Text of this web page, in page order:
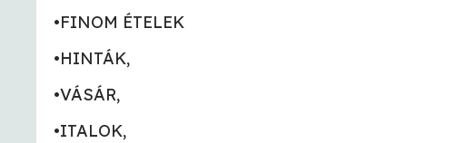
•FINOM ÉTELEK
•HINTÁK,
•VÁSÁR,
•ITALOK,